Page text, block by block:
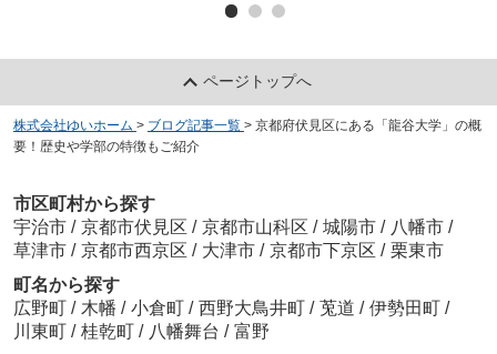
ページトップへ
株式会社ゆいホーム > ブログ記事一覧 > 京都府伏見区にある「龍谷大学」の概
要！歴史や学部の特徴もご紹介
市区町村から探す
宇治市 / 京都市伏見区 / 京都市山科区 / 城陽市 / 八幡市 /
草津市 / 京都市西京区 / 大津市 / 京都市下京区 / 栗東市
町名から探す
広野町 / 木幡 / 小倉町 / 西野大鳥井町 / 莵道 / 伊勢田町 /
川東町 / 桂乾町 / 八幡舞台 / 富野